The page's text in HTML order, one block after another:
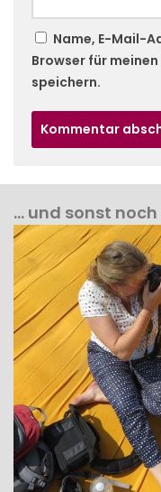
Name, E-Mail-
Browser für
speichern.
… und sonst